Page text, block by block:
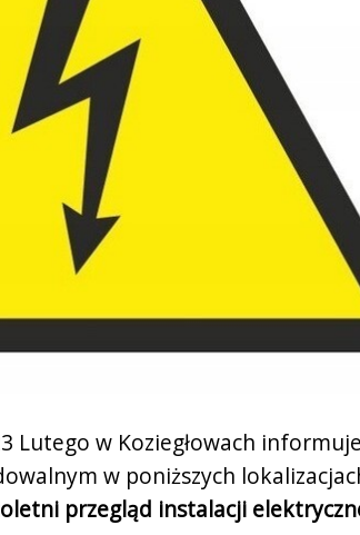
Lutego w Koziegłowach
w poniższych
przegląd instalacji